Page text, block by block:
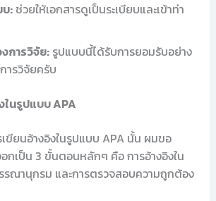
บ:ช่วยให้เอกสารดูเป็นระเบียบและเข้าท่า
การวิจัย:รูปแบบนี้ได้รับการยอมรับอย่าง
ารวิจัยครับ
ในรูปแบบ APA
ขียนอ้างอิงในรูปแบบ APA นั้น ผมขอ
กเป็น 3 ขั้นตอนหลักๆ คือ การอ้างอิงใน
รณานุกรม และการตรวจสอบความถูกต้อง